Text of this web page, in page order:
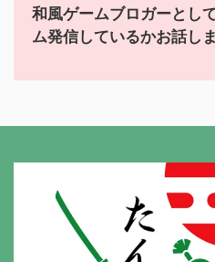
和風ゲームブロガーとし
ム発信しているかお話し